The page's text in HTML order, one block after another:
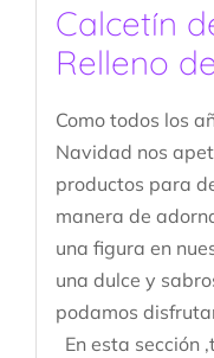
Calcetín
Relleno
Como todos los
Navidad nos
productos para
manera de
una figura en
una dulce y
podamos
En esta sección